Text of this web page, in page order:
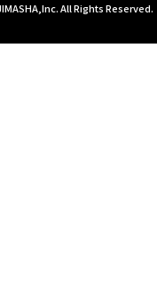
All Rights Reserved.